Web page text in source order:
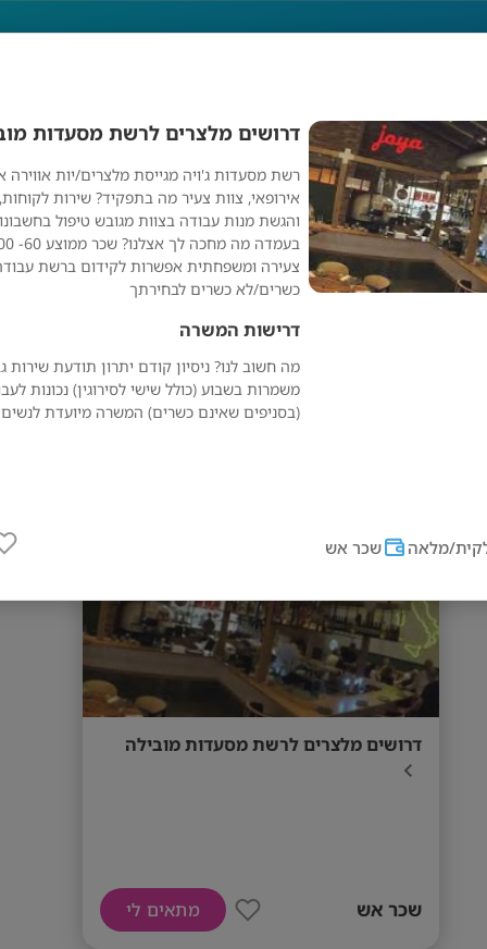
דרושים מלצרים לרשת מסעדות
רשת מסעדות ג'ויה מגייסת מלצרים/יות אווירה
אירופאי, צוות צעיר מה בתפקיד? שירות
והגשת מנות עבודה בצוות מגובש טיפול
צעירה ומשפחתית אפשרות לקידום ברשת
כשרים/לא כשרים לבחירתך
דרישות המשרה
משמרות בשבוע (כולל שישי לסירוגין) נכונות
(בסניפים שאינם כשרים) המשרה מיועדת לנשים
מלאה שכר אש
לרשת
דרושים מלצרים לרשת מסעדות מובילה
שכר אש מתאים לי